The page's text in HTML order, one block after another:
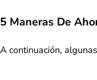
5 Maneras De
A continuación,